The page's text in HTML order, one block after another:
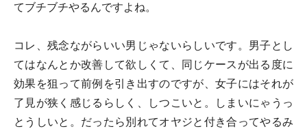
てブチブチやるんですよね。
コレ、残念ながらいい男じゃないらしいです。男子とし
てはなんとか改善して欲しくて、同じケースが出る度に
効果を狙って前例を引き出すのですが、女子にはそれが
了見が狭く感じるらしく、しつこいと。しまいにゃうっ
とうしいと。だったら別れてオヤジと付き合ってやるみ